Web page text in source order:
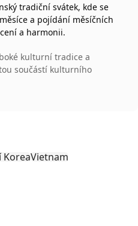
tradiční svátek, kde se
a pojídání měsíčních
a harmonii.
kulturní tradice a
součástí kulturního
KoreaVietnam